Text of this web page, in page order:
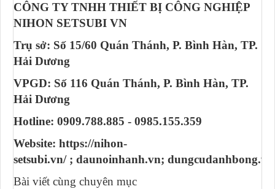
CÔNG TY TNHH THIẾT BỊ CÔNG NGHIỆP
NIHON SETSUBI VN
Trụ sở: Số 15/60 Quán Thánh, P. Bình Hàn, TP.
Hải Dương
VPGD: Số 116 Quán Thánh, P. Bình Hàn, TP.
Hải Dương
Hotline: 0909.788.885 - 0985.155.359
Website: https://nihon-
setsubi.vn/ ; daunoinhanh.vn; dungcudanhbong.vn
Bài viết cùng chuyên mục